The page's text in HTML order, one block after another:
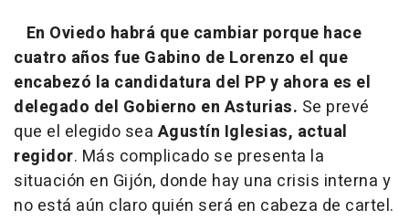
En Oviedo habrá que cambiar porque hace
cuatro años fue Gabino de Lorenzo el que
encabezó la candidatura del PP y ahora es el
delegado del Gobierno en Asturias. Se prevé
que el elegido sea Agustín Iglesias, actual
regidor. Más complicado se presenta la
situación en Gijón, donde hay una crisis interna y
no está aún claro quién será en cabeza de cartel.